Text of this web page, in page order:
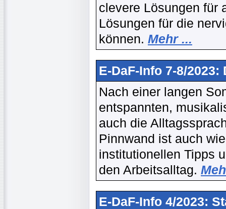
clevere Lösungen für
Lösungen für die
können. Mehr ...
E-DaF-Info 7-8/
Nach einer langen
entspannten,
auch die
Pinnwand ist auch
institutionellen Tipps
den Arbeitsalltag.
E-DaF-Info 4/2023: